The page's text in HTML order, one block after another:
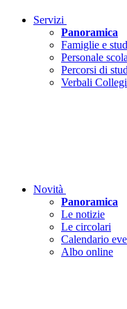
Servizi
Panoramica
Famiglie e
Personale
Percorsi di
Verbali
Novità
Panoramica
Le notizie
Le circolari
Calendario
Albo online